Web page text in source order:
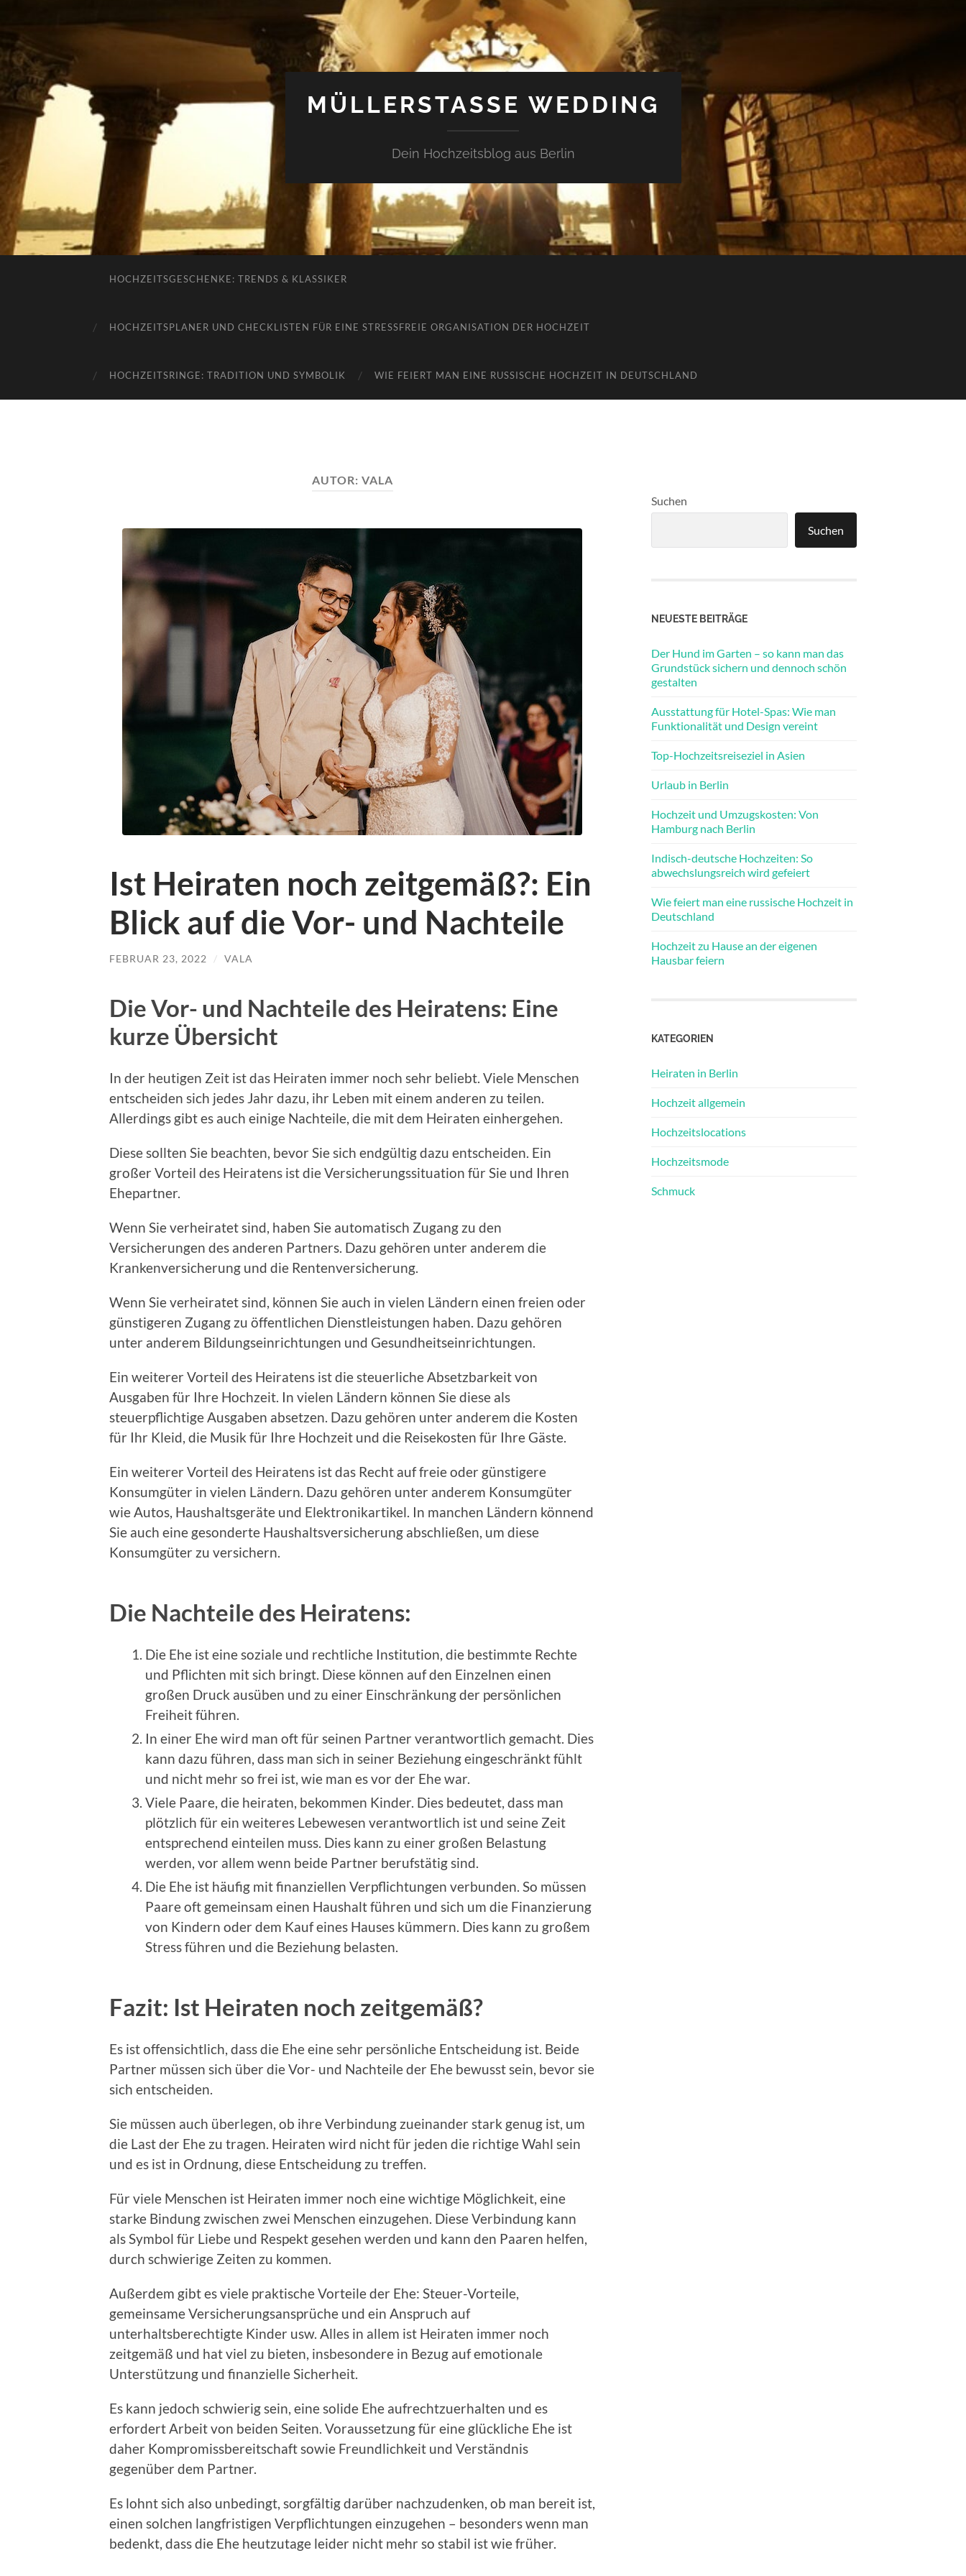
MÜLLERSTASSE WEDDING
Dein Hochzeitsblog aus Berlin
HOCHZEITSGESCHENKE: TRENDS & KLASSIKER
HOCHZEITSPLANER UND CHECKLISTEN FÜR EINE STRESSFREIE ORGANISATION DER HOCHZEIT
HOCHZEITSRINGE: TRADITION UND SYMBOLIK WIE FEIERT MAN EINE RUSSISCHE HOCHZEIT IN DEUTSCHLAND
AUTOR: VALA
Ist Heiraten noch zeitgemäß?: Ein
Blick auf die Vor- und Nachteile
FEBRUAR 23, 2022 / VALA
Die Vor- und Nachteile des Heiratens: Eine
kurze Übersicht
In der heutigen Zeit ist das Heiraten immer noch sehr beliebt. Viele Menschen
entscheiden sich jedes Jahr dazu, ihr Leben mit einem anderen zu teilen.
Allerdings gibt es auch einige Nachteile, die mit dem Heiraten einhergehen.
Diese sollten Sie beachten, bevor Sie sich endgültig dazu entscheiden. Ein
großer Vorteil des Heiratens ist die Versicherungssituation für Sie und Ihren
Ehepartner.
Wenn Sie verheiratet sind, haben Sie automatisch Zugang zu den
Versicherungen des anderen Partners. Dazu gehören unter anderem die
Krankenversicherung und die Rentenversicherung.
Wenn Sie verheiratet sind, können Sie auch in vielen Ländern einen freien oder
günstigeren Zugang zu öffentlichen Dienstleistungen haben. Dazu gehören
unter anderem Bildungseinrichtungen und Gesundheitseinrichtungen.
Ein weiterer Vorteil des Heiratens ist die steuerliche Absetzbarkeit von
Ausgaben für Ihre Hochzeit. In vielen Ländern können Sie diese als
steuerpflichtige Ausgaben absetzen. Dazu gehören unter anderem die Kosten
für Ihr Kleid, die Musik für Ihre Hochzeit und die Reisekosten für Ihre Gäste.
Ein weiterer Vorteil des Heiratens ist das Recht auf freie oder günstigere
Konsumgüter in vielen Ländern. Dazu gehören unter anderem Konsumgüter
wie Autos, Haushaltsgeräte und Elektronikartikel. In manchen Ländern könnend
Sie auch eine gesonderte Haushaltsversicherung abschließen, um diese
Konsumgüter zu versichern.
Die Nachteile des Heiratens:
Die Ehe ist eine soziale und rechtliche Institution, die bestimmte Rechte
und Pflichten mit sich bringt. Diese können auf den Einzelnen einen
großen Druck ausüben und zu einer Einschränkung der persönlichen
Freiheit führen.
In einer Ehe wird man oft für seinen Partner verantwortlich gemacht. Dies
kann dazu führen, dass man sich in seiner Beziehung eingeschränkt fühlt
und nicht mehr so frei ist, wie man es vor der Ehe war.
Viele Paare, die heiraten, bekommen Kinder. Dies bedeutet, dass man
plötzlich für ein weiteres Lebewesen verantwortlich ist und seine Zeit
entsprechend einteilen muss. Dies kann zu einer großen Belastung
werden, vor allem wenn beide Partner berufstätig sind.
Die Ehe ist häufig mit finanziellen Verpflichtungen verbunden. So müssen
Paare oft gemeinsam einen Haushalt führen und sich um die Finanzierung
von Kindern oder dem Kauf eines Hauses kümmern. Dies kann zu großem
Stress führen und die Beziehung belasten.
Fazit: Ist Heiraten noch zeitgemäß?
Es ist offensichtlich, dass die Ehe eine sehr persönliche Entscheidung ist. Beide
Partner müssen sich über die Vor- und Nachteile der Ehe bewusst sein, bevor sie
sich entscheiden.
Sie müssen auch überlegen, ob ihre Verbindung zueinander stark genug ist, um
die Last der Ehe zu tragen. Heiraten wird nicht für jeden die richtige Wahl sein
und es ist in Ordnung, diese Entscheidung zu treffen.
Für viele Menschen ist Heiraten immer noch eine wichtige Möglichkeit, eine
starke Bindung zwischen zwei Menschen einzugehen. Diese Verbindung kann
als Symbol für Liebe und Respekt gesehen werden und kann den Paaren helfen,
durch schwierige Zeiten zu kommen.
Außerdem gibt es viele praktische Vorteile der Ehe: Steuer-Vorteile,
gemeinsame Versicherungsansprüche und ein Anspruch auf
unterhaltsberechtigte Kinder usw. Alles in allem ist Heiraten immer noch
zeitgemäß und hat viel zu bieten, insbesondere in Bezug auf emotionale
Unterstützung und finanzielle Sicherheit.
Es kann jedoch schwierig sein, eine solide Ehe aufrechtzuerhalten und es
erfordert Arbeit von beiden Seiten. Voraussetzung für eine glückliche Ehe ist
daher Kompromissbereitschaft sowie Freundlichkeit und Verständnis
gegenüber dem Partner.
Es lohnt sich also unbedingt, sorgfältig darüber nachzudenken, ob man bereit ist,
einen solchen langfristigen Verpflichtungen einzugehen – besonders wenn man
bedenkt, dass die Ehe heutzutage leider nicht mehr so stabil ist wie früher.
Suchen
Suchen
NEUESTE BEITRÄGE
Der Hund im Garten – so kann man das
Grundstück sichern und dennoch schön
gestalten
Ausstattung für Hotel-Spas: Wie man
Funktionalität und Design vereint
Top-Hochzeitsreiseziel in Asien
Urlaub in Berlin
Hochzeit und Umzugskosten: Von
Hamburg nach Berlin
Indisch-deutsche Hochzeiten: So
abwechslungsreich wird gefeiert
Wie feiert man eine russische Hochzeit in
Deutschland
Hochzeit zu Hause an der eigenen
Hausbar feiern
KATEGORIEN
Heiraten in Berlin
Hochzeit allgemein
Hochzeitslocations
Hochzeitsmode
Schmuck